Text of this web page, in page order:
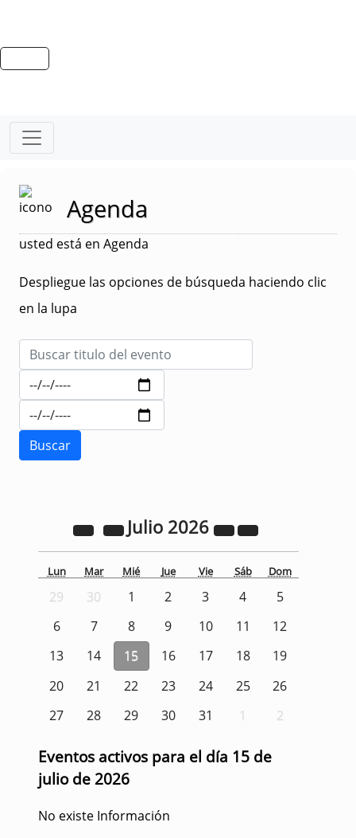
Agenda
usted está en Agenda
Despliegue las opciones de búsqueda haciendo clic
en la lupa
Julio 2026
Lun Mar Mié Jue Vie Sáb Dom
29 30 1 2 3 4
5
6
7 8 9 10 11
12
13
14 15 16 17 18
19
20
21 22 23 24 25
26
27
28 29 30 31 1 2
Eventos activos para el día 15 de
julio de 2026
No existe Información